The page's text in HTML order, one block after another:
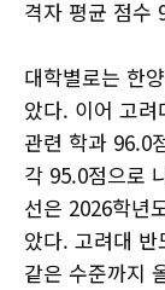
격자 평균 점수
대학별로는 한
았다. 이어 고
관련 학과 96.0
각 95.0점으로
선은 2026학년
았다. 고려대
같은 수준까지